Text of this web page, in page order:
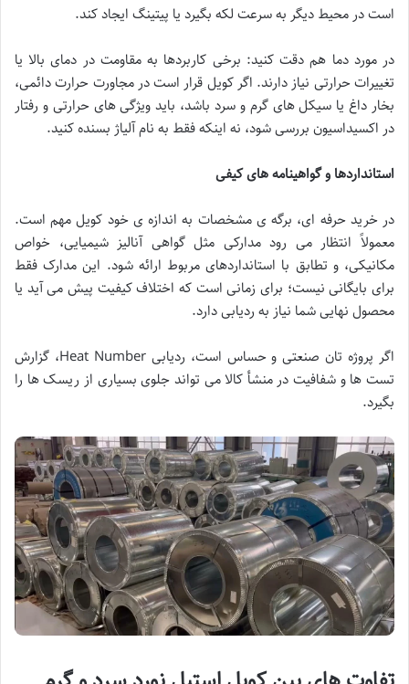
است در محیط دیگر به سرعت لکه بگیرد یا پیتینگ ایجاد کند.
در مورد دما هم دقت کنید: برخی کاربردها به مقاومت در دمای بالا یا
تغییرات حرارتی نیاز دارند. اگر کویل قرار است در مجاورت حرارت دائمی،
بخار داغ یا سیکل های گرم و سرد باشد، باید ویژگی های حرارتی و رفتار
در اکسیداسیون بررسی شود، نه اینکه فقط به نام آلیاژ بسنده کنید.
استانداردها و گواهینامه های کیفی
در خرید حرفه ای، برگه ی مشخصات به اندازه ی خود کویل مهم است.
معمولاً انتظار می رود مدارکی مثل گواهی آنالیز شیمیایی، خواص
مکانیکی، و تطابق با استانداردهای مربوط ارائه شود. این مدارک فقط
برای بایگانی نیست؛ برای زمانی است که اختلاف کیفیت پیش می آید یا
محصول نهایی شما نیاز به ردیابی دارد.
اگر پروژه تان صنعتی و حساس است، ردیابی Heat Number، گزارش
تست ها و شفافیت در منشأ کالا می تواند جلوی بسیاری از ریسک ها را
بگیرد.